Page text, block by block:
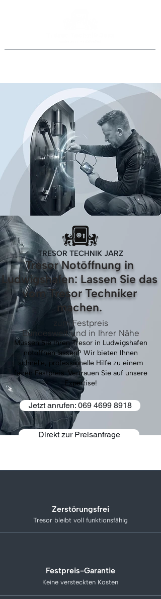
Tresor Notöffnung in
Ludwigshafen: Lassen Sie das
vom Tresor Techniker
machen.
zum Festpreis
Bundesweit und in Ihrer Nähe
Müssen Sie Ihren Tresor in Ludwigshafen
notöffnen lassen? Wir bieten Ihnen
schnelle, professionelle Hilfe zu einem
fairen Festpreis. Vertrauen Sie auf unsere
Expertise!
Jetzt anrufen: 069 4699 8918
TRESOR TECHNIK JARZ
Direkt zur Preisanfrage
Zerstörungsfrei
Tresor bleibt voll funktionsfähig
Festpreis-Garantie
Keine versteckten Kosten